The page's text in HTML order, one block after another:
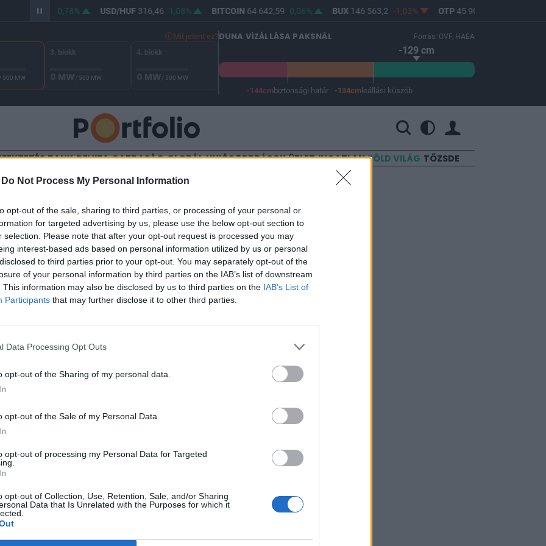
Do Not Process My Personal Information
opt-out of the sale, sharing to third parties, or processing of your personal or
for targeted advertising by us, please use the below opt-out section to
selection. Please note that after your opt-out request is processed you may
interest-based ads based on personal information utilized by us or personal
to third parties prior to your opt-out. You may separately opt-out of the
of your personal information by third parties on the IAB’s list of downstream
This information may also be disclosed by us to third parties on the IAB’s List of
Participants that may further disclose it to other third parties.
Data Processing Opt Outs
opt-out of the Sharing of my personal data.
opt-out of the Sale of my Personal Data.
opt-out of processing my Personal Data for Targeted
opt-out of Collection, Use, Retention, Sale, and/or Sharing
Data that Is Unrelated with the Purposes for which it
364,55 0,78% USD/HUF316,46 1,08% BITCOIN64 642,59 0,06% BUX146 563,2 -1,03% OTP45 900
Mit jelent ez?
/ 500 MW
3. blokk
0 MW/ 500 MW
4. blokk
0 MW/ 500 MW
DUNA VÍZÁLLÁSA PAKSNÁL Forrás: OVF, HAEA
-129 cm
-144cm biztonsági határ -134cm leállási küszöb
BANK DEVIZA GAZDASÁG GLOBÁL UNIÓS FORRÁSOK ÜZLET INGATLAN ZÖLD VILÁG TŐZSDE
a nemesfémek
nemesfémek piacán a mai kereskedésben, az arany árfolyama 3,1 százalékot, az
kezdet óta, mivel az olajár-emelkedés, és a növekvő inflációs félelmek erősödő
kombináció az aranynak és...
cikkarchívum
elmúlt 2 év napon belüli
Előfizetés